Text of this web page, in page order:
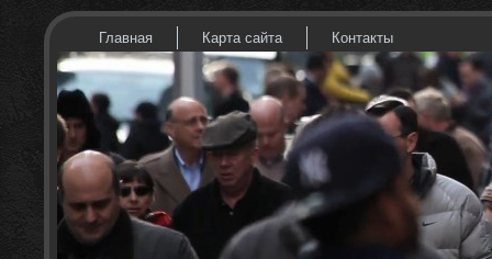
Главная Карта сайта Контакты